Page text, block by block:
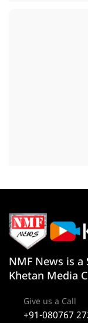
NMF News is
Khetan Media
Give us a Call
+91-080767